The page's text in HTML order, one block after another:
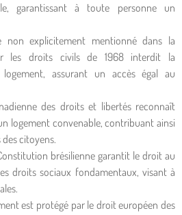
garantissant à toute personne un
non explicitement mentionné dans la
les droits civils de 1968 interdit la
assurant un accès égal au
des droits et libertés reconnaît
logement convenable, contribuant ainsi
citoyens.
brésilienne garantit le droit au
droits sociaux fondamentaux, visant à
est protégé par le droit européen des